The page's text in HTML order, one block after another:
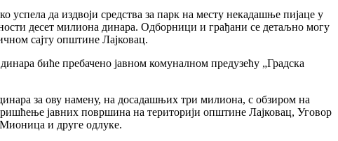
успела да издвоји средства за парк на месту некадашње пијаце у
десет милиона динара. Одборници и грађани се детаљно могу
сајту општине Лајковац.
биће пребачено јавном комуналном предузећу „Градска
за ову намену, на досадашњих три милиона, с обзиром на
јавних површина на територији општине Лајковац, Уговор
и друге одлуке.